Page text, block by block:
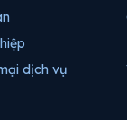
dịch vụ